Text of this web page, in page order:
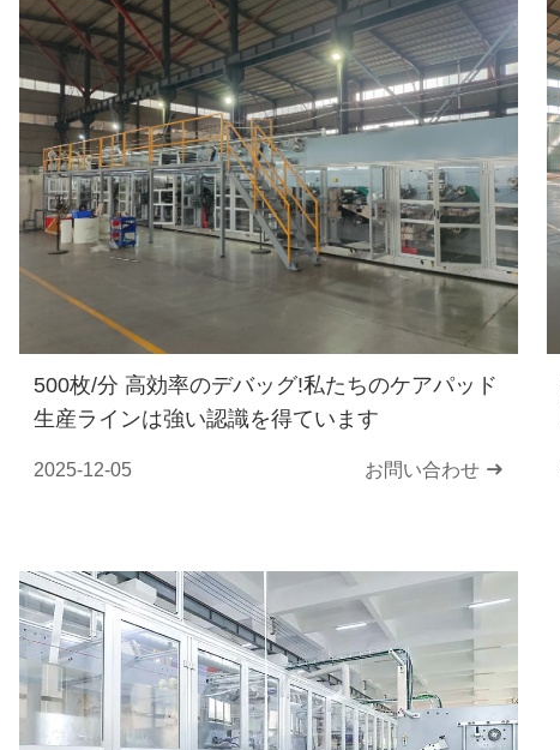
500枚/分 高効率のデバッグ!私たちのケアパッド
生産ラインは強い認識を得ています
2025-12-05 お問い合わせ